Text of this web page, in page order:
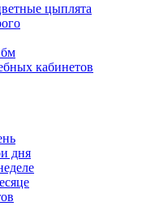
цыплята
кабинетов
дня